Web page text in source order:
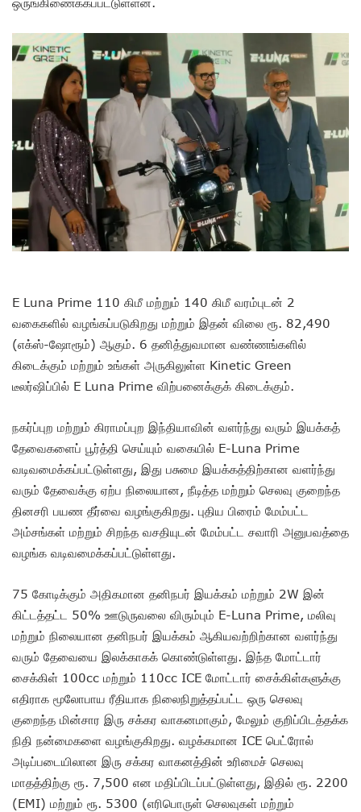
E Luna Prime 110 கிமீ மற்றும் 140 கிமீ வரம்புடன் 2
வகைகளில் வழங்கப்படுகிறது மற்றும் இதன் விலை ரூ. 82,490
(எக்ஸ்-ஷோரூம்) ஆகும். 6 தனித்துவமான வண்ணங்களில்
கிடைக்கும் மற்றும் உங்கள் அருகிலுள்ள Kinetic Green
டீலர்ஷிப்பில் E Luna Prime விற்பனைக்குக் கிடைக்கும்.
நகர்ப்புற மற்றும் கிராமப்புற இந்தியாவின் வளர்ந்து வரும் இயக்கத்
தேவைகளைப் பூர்த்தி செய்யும் வகையில் E-Luna Prime
வடிவமைக்கப்பட்டுள்ளது, இது பசுமை இயக்கத்திற்கான வளர்ந்து
வரும் தேவைக்கு ஏற்ப நிலையான, நீடித்த மற்றும் செலவு குறைந்த
தினசரி பயண தீர்வை வழங்குகிறது. புதிய பிரைம் மேம்பட்ட
அம்சங்கள் மற்றும் சிறந்த வசதியுடன் மேம்பட்ட சவாரி அனுபவத்தை
வழங்க வடிவமைக்கப்பட்டுள்ளது.
75 கோடிக்கும் அதிகமான தனிநபர் இயக்கம் மற்றும் 2W இன்
கிட்டத்தட்ட 50% ஊடுருவலை விரும்பும் E-Luna Prime, மலிவு
மற்றும் நிலையான தனிநபர் இயக்கம் ஆகியவற்றிற்கான வளர்ந்து
வரும் தேவையை இலக்காகக் கொண்டுள்ளது. இந்த மோட்டார்
சைக்கிள் 100cc மற்றும் 110cc ICE மோட்டார் சைக்கிள்களுக்கு
எதிராக மூலோபாய ரீதியாக நிலைநிறுத்தப்பட்ட ஒரு செலவு
குறைந்த மின்சார இரு சக்கர வாகனமாகும், மேலும் குறிப்பிடத்தக்க
நிதி நன்மைகளை வழங்குகிறது. வழக்கமான ICE பெட்ரோல்
அடிப்படையிலான இரு சக்கர வாகனத்தின் உரிமைச் செலவு
மாதத்திற்கு ரூ. 7,500 என மதிப்பிடப்பட்டுள்ளது, இதில் ரூ. 2200
(EMI) மற்றும் ரூ. 5300 (எரிபொருள் செலவுகள் மற்றும்